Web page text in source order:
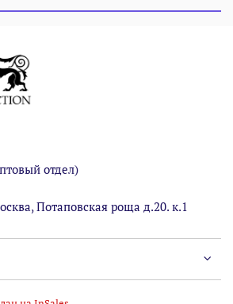
отдел)
Потаповская роща д.20. к.1